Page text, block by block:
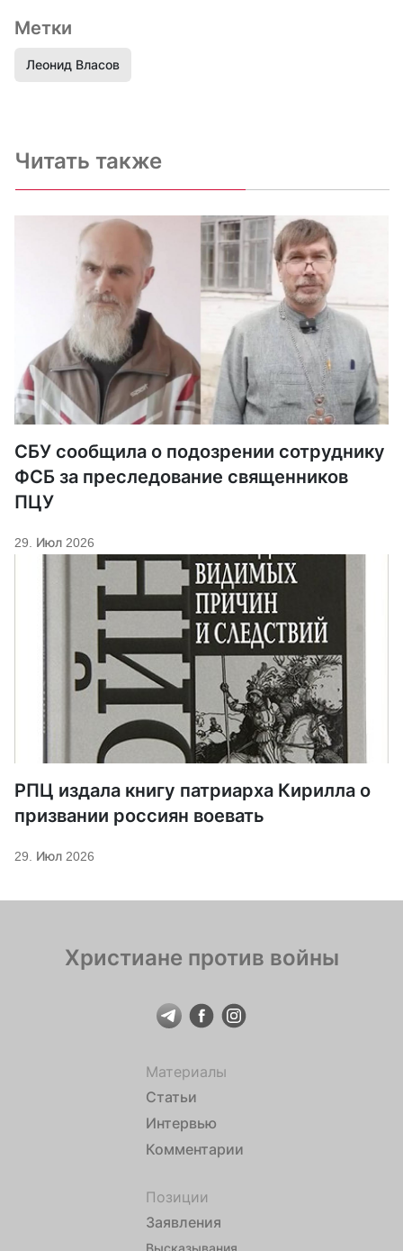
Метки
Леонид Власов
Читать также
СБУ сообщила о подозрении сотруднику
ФСБ за преследование священников
ПЦУ
29. Июл 2026
РПЦ издала книгу патриарха Кирилла о
призвании россиян воевать
29. Июл 2026
Христиане против войны
Материалы
Статьи
Интервью
Комментарии
Позиции
Заявления